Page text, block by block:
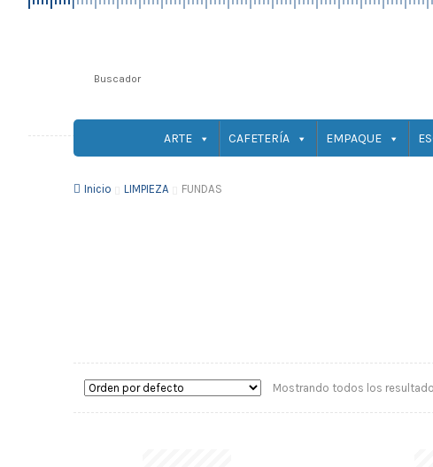
ARTE CAFETERÍA EMPAQUE
Inicio LIMPIEZA FUNDAS
Mostrando todos los